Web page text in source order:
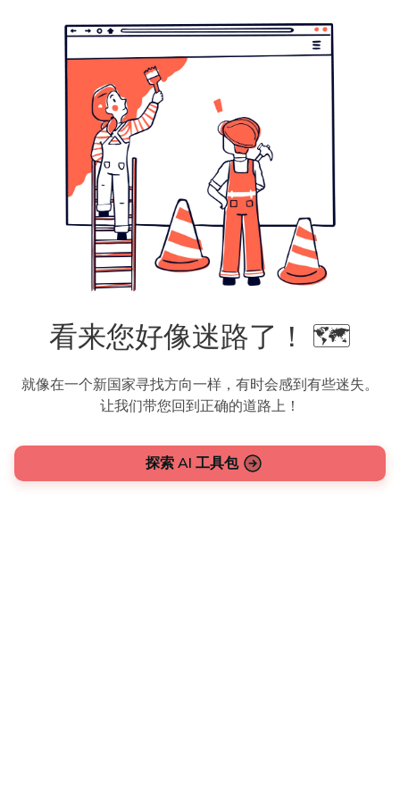
看来您好像迷路了！ 🗺️
就像在一个新国家寻找方向一样，有时会感到有些迷失。
让我们带您回到正确的道路上！
探索 AI 工具包